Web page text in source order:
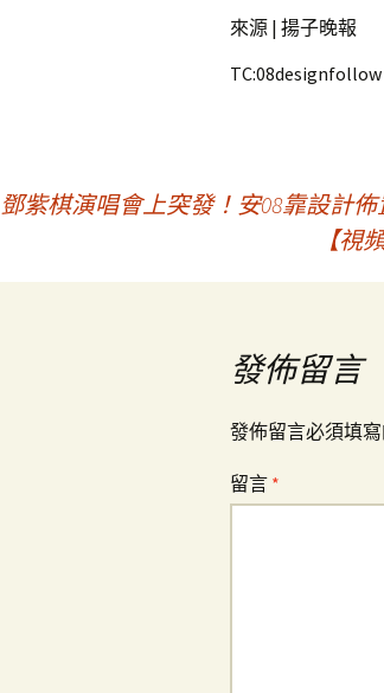
來源 | 揚子晚報
TC:08designfollow
鄧紫棋演唱會上突發！安08靠設計
【視
發佈留言
發佈留言必須填
留言 *